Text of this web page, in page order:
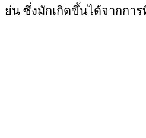
ย่น ซึ่งมักเกิดขึ้นได้จากกา